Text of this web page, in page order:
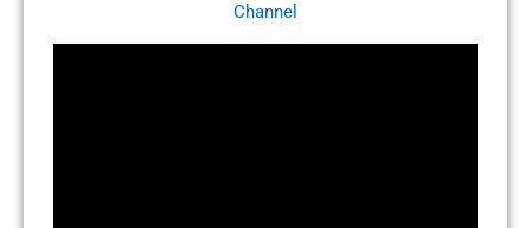
Channel